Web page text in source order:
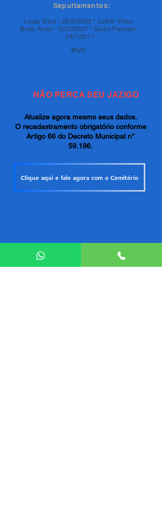
Sepultamentos:
Linda Silva - 26/3/2003 * Judith Villas
Boas Alves - 5/07/2007 * Saulo Pansani
- 24/7/2011
#N/D
NÃO PERCA SEU JAZIGO
Atualize agora mesmo seus dados.
O recadastramento obrigatório conforme
Artigo 66 do Decreto Municipal n°
59.196.
Clique aqui e fale agora com o Cemitério